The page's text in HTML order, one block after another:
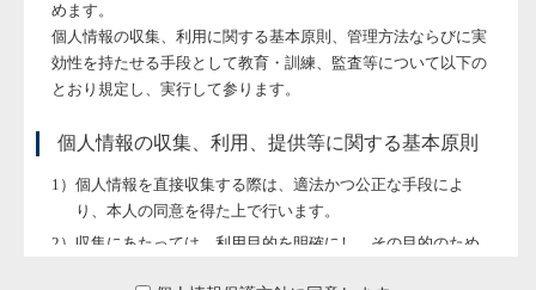
めます。
個人情報の収集、利用に関する基本原則、管理方法ならびに実
効性を持たせる手段として教育・訓練、監査等について以下の
とおり規定し、実行して参ります。
個人情報の収集、利用、提供等に関する基本原則
個人情報を直接収集する際は、適法かつ公正な手段によ
り、本人の同意を得た上で行います。
収集にあたっては、利用目的を明確にし、その目的のため